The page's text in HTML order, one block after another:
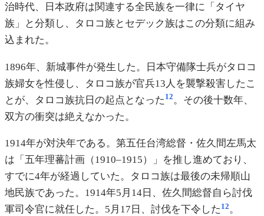
治時代、日本政府は関連する全民族を一律に「タイヤ
族」と分類し、タロコ族とセデック族はこの分類に組み
込まれた。
1896年、新城事件が発生した。日本守備隊士兵がタロコ
族婦女を性侵し、タロコ族が官兵13人を襲撃殺害したこ
とが、タロコ族抗日の起点となった 12 。その後十数年、
双方の衝突は絶えなかった。
1914年が対決年である。第五任台湾総督・佐久間左馬太
は「五年理蕃計画（1910–1915）」を推し進めており、
すでに4年が経過していた。タロコ族は最後の未帰順山
地民族であった。1914年5月14日、佐久間総督自ら討伐
軍司令官に就任した。5月17日、討伐を下令した 12。